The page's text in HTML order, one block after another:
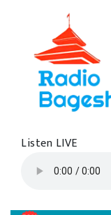
Listen LIVE